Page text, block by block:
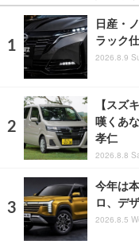
日産・
ラック
2026.8.9
【スズ
嘆くあ
孝仁
2026.8.8
今年は
ロ、デ
2026.8.5